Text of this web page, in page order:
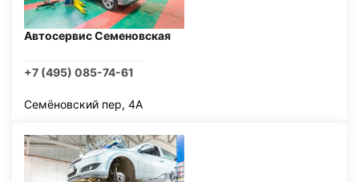
Автосервис Семеновская
+7 (495) 085-74-61
Семёновский пер, 4А